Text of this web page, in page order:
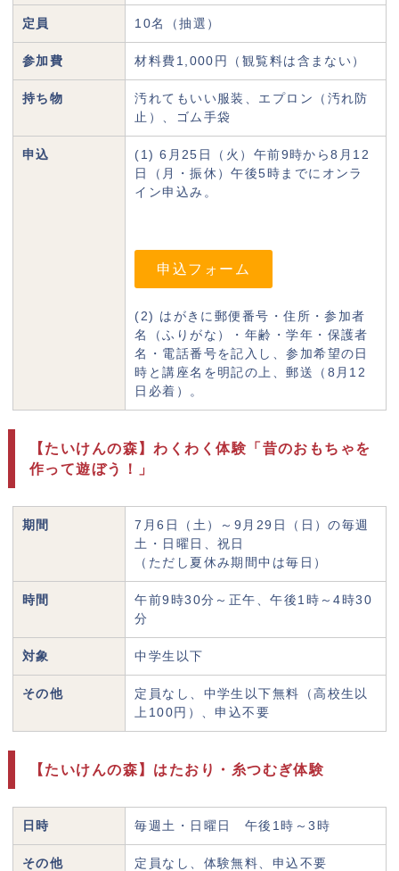
定員 10名（抽選）
参加費 材料費1,000円（観覧料は含まない）
持ち物
汚れてもいい服装、エプロン（汚れ防
止）、ゴム手袋
申込
(1) 6月25日（火）午前9時から8月12
日（月・振休）午後5時までにオンラ
イン申込み。
申込フォーム
(2) はがきに郵便番号・住所・参加者
名（ふりがな）・年齢・学年・保護者
名・電話番号を記入し、参加希望の日
時と講座名を明記の上、郵送（8月12
日必着）。
【たいけんの森】わくわく体験「昔のおもちゃを
作って遊ぼう！」
期間
7月6日（土）～9月29日（日）の毎週
土・日曜日、祝日
（ただし夏休み期間中は毎日）
時間
午前9時30分～正午、午後1時～4時30
分
対象 中学生以下
その他
定員なし、中学生以下無料（高校生以
上100円）、申込不要
【たいけんの森】はたおり・糸つむぎ体験
日時 毎週土・日曜日 午後1時～3時
その他 定員なし、体験無料、申込不要